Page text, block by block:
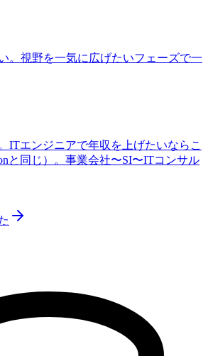
。視野を一気に広げたいフェーズで一
ITエンジニアで年収を上げたいならこ
と同じ）。事業会社〜SI〜ITコンサル